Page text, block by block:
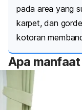
pada area yang
karpet, dan
kotoran
Apa manfaat